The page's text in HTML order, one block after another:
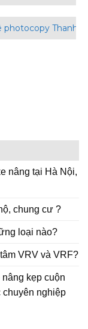
photocopy Thanh
nâng tại Hà Nội,
chung cư ?
loại nào?
VRV và VRF?
kẹp cuộn
nghiệp